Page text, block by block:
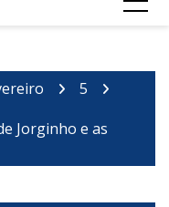
5
Jorginho e as